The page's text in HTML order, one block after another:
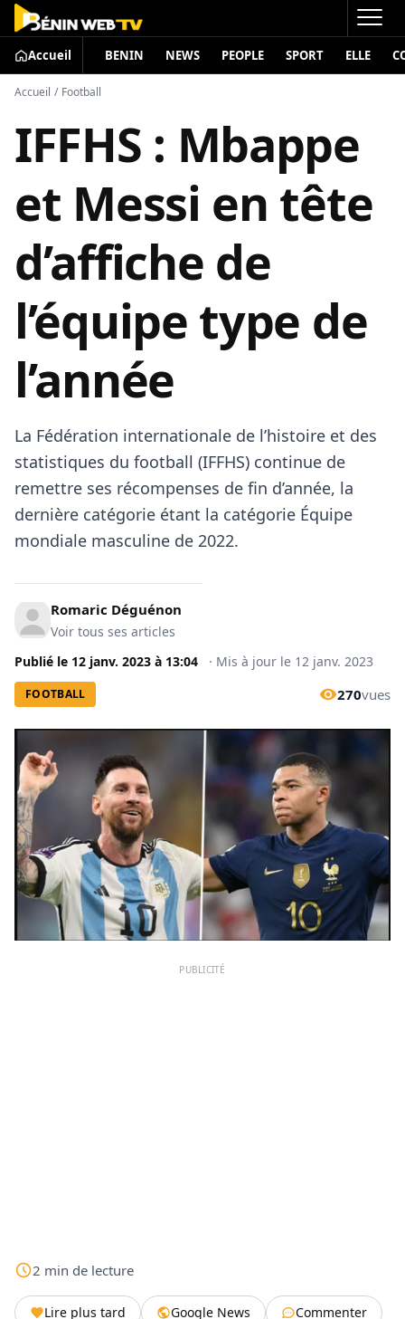
Accueil BENIN NEWS PEOPLE SPORT ELLE
Accueil / Football
IFFHS : Mbappe
et Messi en tête
d’affiche de
l’équipe type de
l’année
La Fédération internationale de l’histoire et des
statistiques du football (IFFHS) continue de
remettre ses récompenses de fin d’année, la
dernière catégorie étant la catégorie Équipe
mondiale masculine de 2022.
Romaric Déguénon
Voir tous ses articles
Publié le 12 janv. 2023 à 13:04 · Mis à jour le 12 janv. 2023
FOOTBALL 270vues
PUBLICITÉ
2 min de lecture
Lire plus tard Google News
Commenter